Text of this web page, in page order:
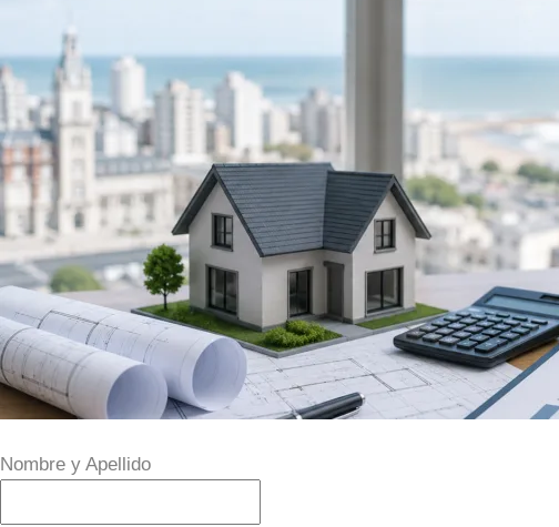
Departamento san martin 3260
guia inscripcion subastas judiciales
Contacto
Blog
(223) 6336524
Nombre y Apellido